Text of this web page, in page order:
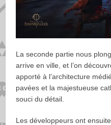
La seconde partie nous
arrive en ville, et l’on
apporté à l’architecture
pavées et la majestueuse
souci du détail.
Les développeurs ont